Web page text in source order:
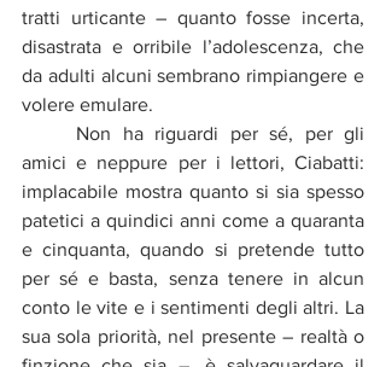
tratti urticante – quanto fosse incerta,
disastrata e orribile l’adolescenza, che
da adulti alcuni sembrano rimpiangere e
volere emulare.
amici e neppure per i lettori, Ciabatti:
implacabile mostra quanto si sia spesso
patetici a quindici anni come a quaranta
e cinquanta, quando si pretende tutto
per sé e basta, senza tenere in alcun
conto le vite e i sentimenti degli altri. La
sua sola priorità, nel presente – realtà o